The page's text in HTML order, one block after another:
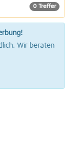
0 Treffer
Wir beraten